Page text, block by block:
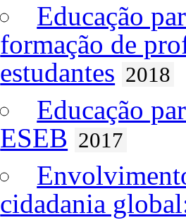
Educação
formação de
estudantes 2018
Educação
ESEB 2017
cidadania